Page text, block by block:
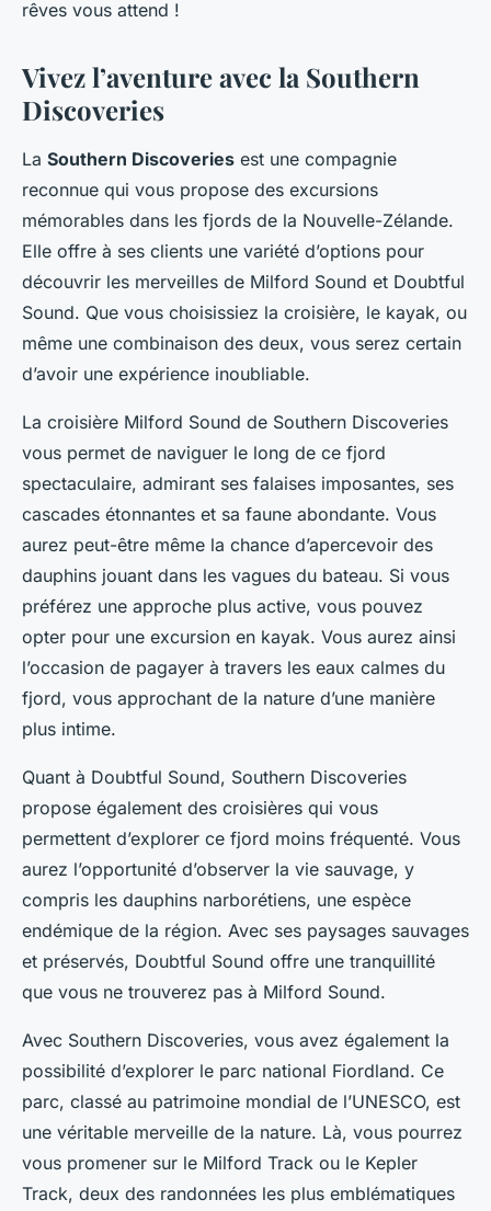
rêves vous attend !
Vivez l’aventure avec la Southern
Discoveries
La Southern Discoveries est une compagnie
reconnue qui vous propose des excursions
mémorables dans les fjords de la Nouvelle-Zélande.
Elle offre à ses clients une variété d’options pour
découvrir les merveilles de Milford Sound et Doubtful
Sound. Que vous choisissiez la croisière, le kayak, ou
même une combinaison des deux, vous serez certain
d’avoir une expérience inoubliable.
La croisière Milford Sound de Southern Discoveries
vous permet de naviguer le long de ce fjord
spectaculaire, admirant ses falaises imposantes, ses
cascades étonnantes et sa faune abondante. Vous
aurez peut-être même la chance d’apercevoir des
dauphins jouant dans les vagues du bateau. Si vous
préférez une approche plus active, vous pouvez
opter pour une excursion en kayak. Vous aurez ainsi
l’occasion de pagayer à travers les eaux calmes du
fjord, vous approchant de la nature d’une manière
plus intime.
Quant à Doubtful Sound, Southern Discoveries
propose également des croisières qui vous
permettent d’explorer ce fjord moins fréquenté. Vous
aurez l’opportunité d’observer la vie sauvage, y
compris les dauphins narborétiens, une espèce
endémique de la région. Avec ses paysages sauvages
et préservés, Doubtful Sound offre une tranquillité
que vous ne trouverez pas à Milford Sound.
Avec Southern Discoveries, vous avez également la
possibilité d’explorer le parc national Fiordland. Ce
parc, classé au patrimoine mondial de l’UNESCO, est
une véritable merveille de la nature. Là, vous pourrez
vous promener sur le Milford Track ou le Kepler
Track, deux des randonnées les plus emblématiques